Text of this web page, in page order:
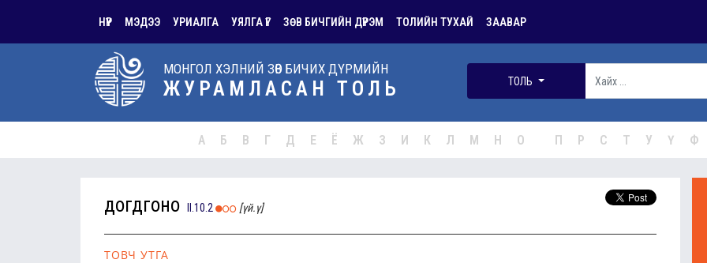
НҮҮР МЭДЭЭ УРИАЛГА УЯЛГА ҮГ ЗӨВ БИЧГИЙН ДҮРЭМ ТОЛИЙН ТУХАЙ ЗААВАР
МОНГОЛ ХЭЛНИЙ ЗӨВ БИЧИХ ДҮРМИЙН
ЖУРАМЛАСАН ТОЛЬ ТОЛЬ
А Б В Г Д Е Ё Ж З И К Л М Н О П Р С Т У Ү Ф
догдгоно II.10.2 [үй.ү]
ТОВЧ УТГА